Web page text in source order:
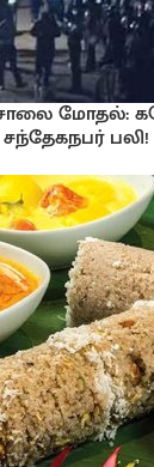
மோதல்:
பலி!